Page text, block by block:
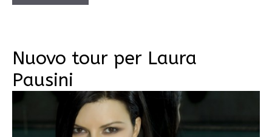
Nuovo tour per Laura
Pausini